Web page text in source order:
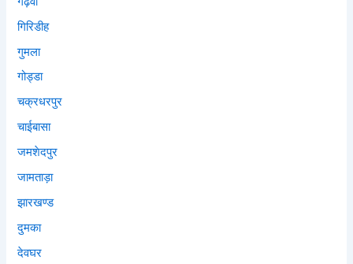
गिरिडीह
गुमला
गोड्डा
चक्रधरपुर
चाईबासा
जमशेदपुर
जामताड़ा
झारखण्ड
दुमका
देवघर